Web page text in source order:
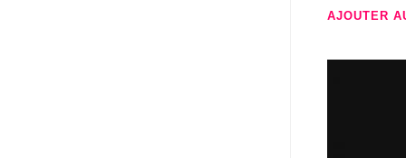
AJOUTER